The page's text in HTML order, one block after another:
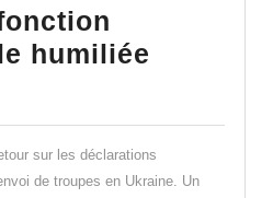
humiliée
la
fonction
sur les déclarations
de troupes en Ukraine. Un